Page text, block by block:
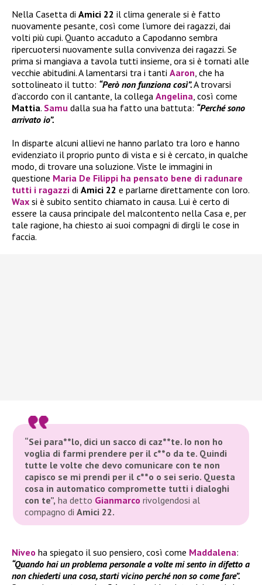
Nella Casetta di Amici 22 il clima generale si è fatto
nuovamente pesante, così come l’umore dei ragazzi, dai
volti più cupi. Quanto accaduto a Capodanno sembra
ripercuotersi nuovamente sulla convivenza dei ragazzi. Se
prima si mangiava a tavola tutti insieme, ora si è tornati alle
vecchie abitudini. A lamentarsi tra i tanti Aaron, che ha
sottolineato il tutto: “Però non funziona così”.A trovarsi
d’accordo con il cantante, la collega Angelina, così come
Mattia. Samu dalla sua ha fatto una battuta: “Perché sono
arrivato io”.
In disparte alcuni allievi ne hanno parlato tra loro e hanno
evidenziato il proprio punto di vista e si è cercato, in qualche
modo, di trovare una soluzione. Viste le immagini in
questione Maria De Filippi ha pensato bene di radunare
tutti i ragazzi di Amici 22 e parlarne direttamente con loro.
Wax si è subito sentito chiamato in causa. Lui è certo di
essere la causa principale del malcontento nella Casa e, per
tale ragione, ha chiesto ai suoi compagni di dirgli le cose in
faccia.
“Sei para**lo, dici un sacco di caz**te. Io non ho
voglia di farmi prendere per il c**o da te. Quindi
tutte le volte che devo comunicare con te non
capisco se mi prendi per il c**o o sei serio. Questa
cosa in automatico compromette tutti i dialoghi
con te”, ha detto Gianmarco rivolgendosi al
compagno diAmici 22.
Niveo ha spiegato il suo pensiero, così come Maddalena:
“Quando hai un problema personale a volte mi sento in difetto a
non chiederti una cosa, starti vicino perché non so come fare”.